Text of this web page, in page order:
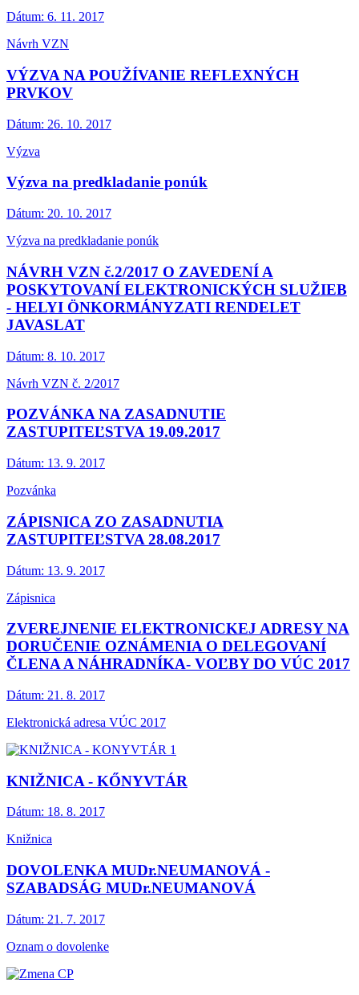
Dátum: 6. 11. 2017
Návrh VZN
VÝZVA NA POUŽÍVANIE REFLEXNÝCH
PRVKOV
Dátum: 26. 10. 2017
Výzva
Výzva na predkladanie ponúk
Dátum: 20. 10. 2017
Výzva na predkladanie ponúk
NÁVRH VZN č.2/2017 O ZAVEDENÍ A
POSKYTOVANÍ ELEKTRONICKÝCH SLUŽIEB
- HELYI ÖNKORMÁNYZATI RENDELET
JAVASLAT
Dátum: 8. 10. 2017
Návrh VZN č. 2/2017
POZVÁNKA NA ZASADNUTIE
ZASTUPITEĽSTVA 19.09.2017
Dátum: 13. 9. 2017
Pozvánka
ZÁPISNICA ZO ZASADNUTIA
ZASTUPITEĽSTVA 28.08.2017
Dátum: 13. 9. 2017
Zápisnica
ZVEREJNENIE ELEKTRONICKEJ ADRESY NA
DORUČENIE OZNÁMENIA O DELEGOVANÍ
ČLENA A NÁHRADNÍKA- VOĽBY DO VÚC 2017
Dátum: 21. 8. 2017
Elektronická adresa VÚC 2017
KNIŽNICA - KŐNYVTÁR
Dátum: 18. 8. 2017
Knižnica
DOVOLENKA MUDr.NEUMANOVÁ -
SZABADSÁG MUDr.NEUMANOVÁ
Dátum: 21. 7. 2017
Oznam o dovolenke